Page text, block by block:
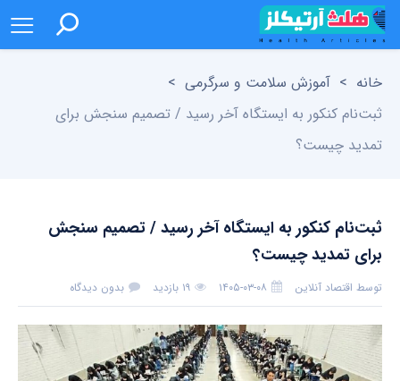
خانه > آموزش سلامت و سرگرمی >
ثبت‌نام کنکور به ایستگاه آخر رسید / تصمیم سنجش برای
تمدید چیست؟
ثبت‌نام کنکور به ایستگاه آخر رسید / تصمیم سنجش
برای تمدید چیست؟
توسط اقتصاد آنلاین ۱۴۰۵-۰۳-۰۸ ۱۹ بازدید بدون دیدگاه